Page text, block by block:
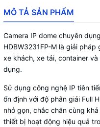
MÔ TẢ SẢN PHẨM
Camera IP dome chuyên
HDBW3231FP-M là giải
xe khách, xe tải, container
dụng.
Sử dụng công nghệ IP tiên
ổn định với độ phân giải Full
nhỏ gọn, chắc chắn cùng
thiết bị hoạt động hiệu quả